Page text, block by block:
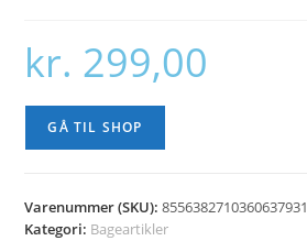
kr. 299,00
GÅ TIL SHOP
Varenummer (SKU):8556382710360637931
Kategori: Bageartikler